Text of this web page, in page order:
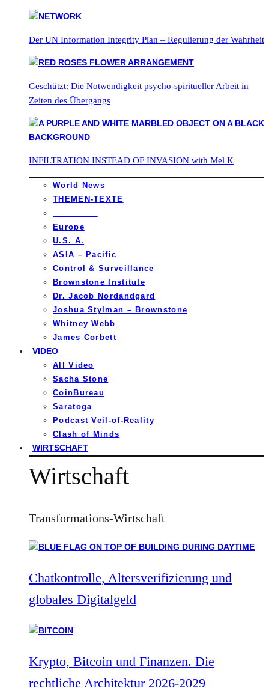
Der UN Information Integrity Plan – Regulierung der Wahrheit
Geschützt: Die Notwendigkeit psycho-spiritueller Arbeit in
Zeiten des Übergangs
INFILTRATION INSTEAD OF INVASION with Mel K
World News
THEMEN-TEXTE
Europe
U.S. A.
ASIA – Pacific
Control & Surveillance
Brownstone Institute
Dr. Jacob Nordandgard
Joshua Stylman – Brownstone
Whitney Webb
James Corbett
VIDEO
All Video
Sacha Stone
CoinBureau
Saratoga
Podcast Veil-of-Reality
Clash of Minds
WIRTSCHAFT
Wirtschaft
Transformations-Wirtschaft
Chatkontrolle, Altersverifizierung und
globales Digitalgeld
Krypto, Bitcoin und Finanzen. Die
rechtliche Architektur 2026-2029